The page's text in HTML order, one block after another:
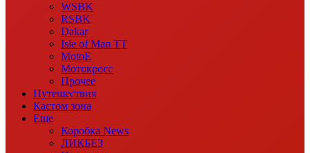
WSBK
RSBK
Dakar
Isle of Man TT
MotoE
Мотокросс
Прочее
Путешествия
Кастом зона
Еще
Коробка News
ЛИКБЕЗ